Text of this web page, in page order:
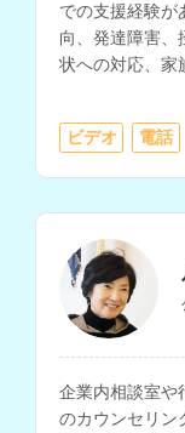
での支援経験が
向、発達障害、
状への対応、家
亡くした方の
ビデオ 電話
企業内相談室や
のカウンセリン